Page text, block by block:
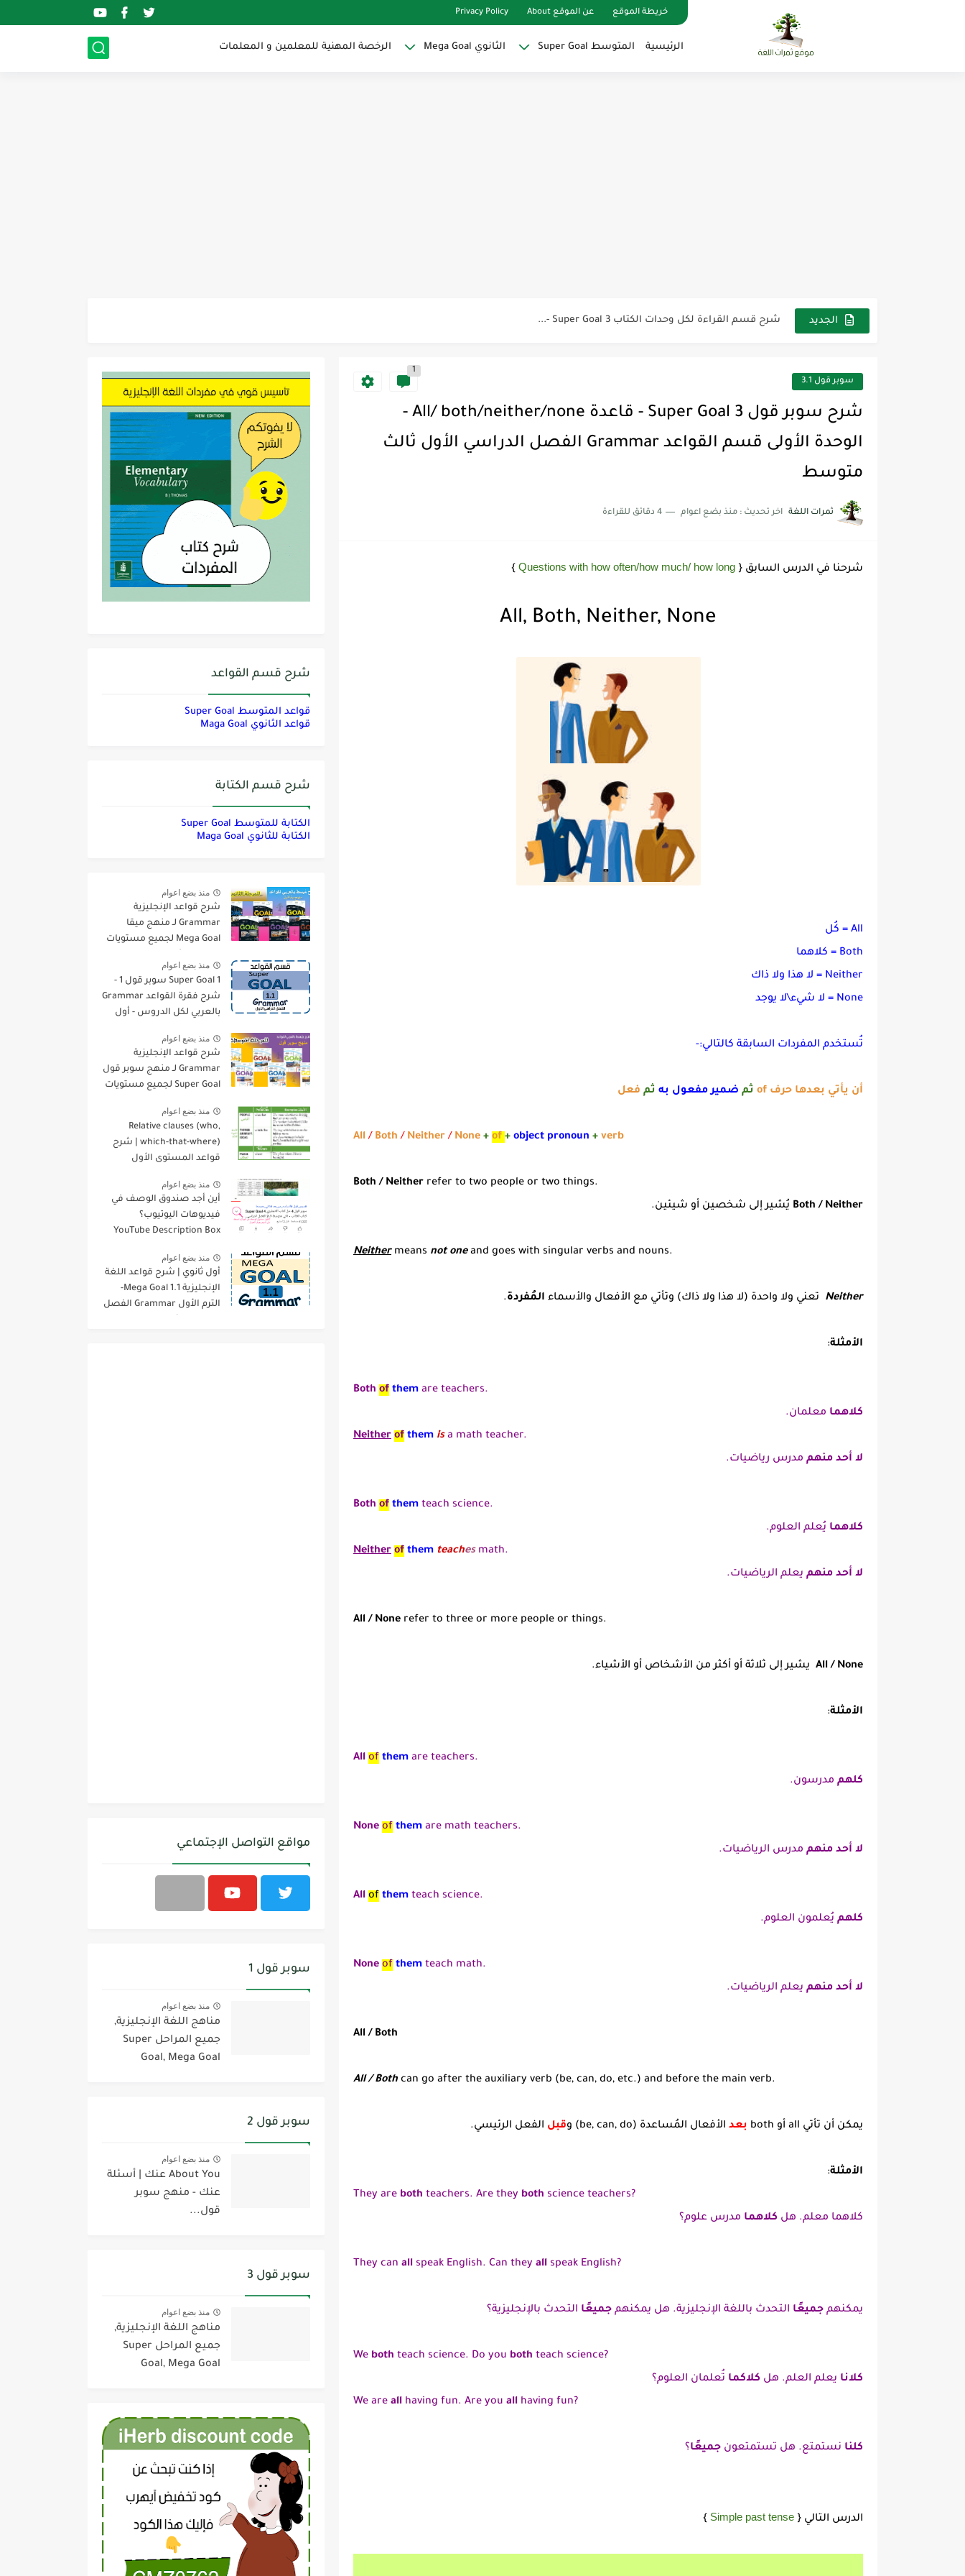
خريطة الموقع عن الموقع About Privacy Policy
الرئيسية المتوسط Super Goal الثانوي Mega Goal الرخصة المهنية للمعلمين و المعلمات
الجديد شرح قسم القراءة لكل وحدات الكتاب Super Goal 3 -...
سوبر قول 3.1
1
شرح سوبر قول 3 Super Goal - قاعدة All/ both/neither/none -
الوحدة الأولى قسم القواعد Grammar الفصل الدراسي الأول ثالث
متوسط
ثمرات اللغة اخر تحديث : منذ بضع اعوام 4 دقائق للقراءة
شرحنا في الدرس السابق { Questions with how often/how much/ how long
}
All, Both, Neither, None
All = كُل
Both = كلاهما
Neither = لا هذا ولا ذاك
None = لا شيء\لا يوجد
تُستخدم المفردات السابقة كالتالي:-
أن يأتي بعدها حرف of ثم ضمير مفعول به ثم فعل
All/ Both/ Neither/ None + of + object pronoun + verb
Both / Neither refer to two people or two things.
Both / Neither يُشير إلى شخصين أو شيئين.
Neithermeans not oneand goes with singular verbs and nouns.
Neither تعني ولا واحدة (لا هذا ولا ذاك) وتأتي مع الأفعال والأسماء المُفردة.
الأمثلة:
Both of them are teachers.
كلاهما معلمان.
Neither of them isa math teacher.
لا أحد منهم مدرس رياضيات.
Both of them teach science.
كلاهما يُعلم العلوم.
Neither of them teachesmath.
لا أحد منهم يعلم الرياضيات.
All / None refer to three or more people or things.
All / None يشير إلى ثلاثة أو أكثر من الأشخاص أو الأشياء.
الأمثلة:
All of them are teachers.
كلهم مدرسون.
None of them are math teachers.
لا أحد منهم مدرس الرياضيات.
All of them teach science.
كلهم يُعلمون العلوم.
None of them teach math.
لا أحد منهم يعلم الرياضيات.
All / Both
All / Both can go after the auxiliary verb (be, can, do, etc.) and before the main verb.
يمكن أن تأتي all أو both بعد الأفعال المُساعدة (be, can, do) وقبل الفعل الرئيسي.
الأمثلة:
They are both teachers. Are they both science teachers?
كلاهما معلم. هل كلاهما مدرس علوم؟
They can all speak English. Can they all speak English?
يمكنهم جميعًا التحدث باللغة الإنجليزية. هل يمكنهم جميعًا التحدث بالإنجليزية؟
We both teach science. Do you both teach science?
كلانا يعلم العلم. هل كلاكما تُعلمان العلوم؟
We are all having fun. Are you all having fun?
كلنا نستمتع. هل تستمتعون جميعًا؟
الدرس التالي { Simple past tense
}
شرح قسم القواعد
قواعد المتوسط Super Goal
قواعد الثانوي Maga Goal
شرح قسم الكتابة
الكتابة للمتوسط Super Goal
الكتابة للثانوي Maga Goal
منذ بضع اعوام
شرح قواعد الإنجليزية
Grammar لـ منهج ميقا
Mega Goal لجميع مستويات
منذ بضع اعوام
Super Goal 1 سوبر قول 1 -
شرح فقرة القواعد Grammar
بالعربي لكل الدروس - أول
الأول
منذ بضع اعوام
شرح قواعد الإنجليزية
Grammar لـ منهج سوبر قول
Super Goal لجميع مستويات
منذ بضع اعوام
Relative clauses (who,
which-that-where) | شرح
قواعد المستوى الأول
منذ بضع اعوام
أين أجد صندوق الوصف في
فيديوهات اليوتيوب؟
YouTube Description Box
منذ بضع اعوام
أول ثانوي | شرح قواعد اللغة
الإنجليزية 1.1 Mega Goal-
الترم الأول Grammar الفصل
مواقع التواصل الإجتماعي
سوبر قول 1
منذ بضع اعوام
مناهج اللغة الإنجليزية,
جميع المراحل Super
Goal, Mega Goal
سوبر قول 2
منذ بضع اعوام
About You عنك | أسئلة
عنك - منهج سوبر
قول...
سوبر قول 3
منذ بضع اعوام
مناهج اللغة الإنجليزية,
جميع المراحل Super
Goal, Mega Goal